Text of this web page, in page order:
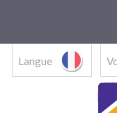
Langue